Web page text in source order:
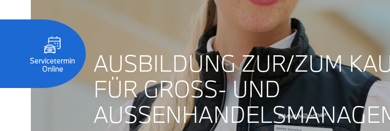
Servicetermin
Online
AUSBILDUNG ZUR/ZUM
FÜR GROSS- UND A